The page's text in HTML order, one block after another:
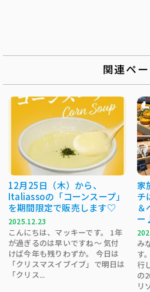
関連ペ
12月25日（木）から、
Italiassoの「コーンスープ」
を期間限定で販売します♡
2025.12.23
こんにちは、マッキーです。 1年
が過ぎるのは早いですね～ 気付
けば今年も残りわずか。 今日は
「クリスマスイブイブ」で明日は
「クリス...
家
チ
＆
ー
み
す
行
の
リ